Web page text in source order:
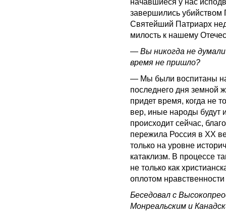
начавшиеся у нас
завершились
Святейший Патриарх
милость к нашему
— Вы никогда не
время не пришло?
— Мы были воспитаны на
последнего дня земной
придет время, когда не
вер, иные народы будут
происходит сейчас,
пережила Россия в ХХ
только на уровне
катаклизм. В процессе
не только как
оплотом
Беседовал с
Монреальским и